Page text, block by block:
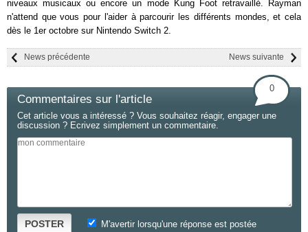
niveaux musicaux ou encore un mode Kung Foot retravaillé. Rayman
n'attend que vous pour l'aider à parcourir les différents mondes, et cela
dès le 1er octobre sur Nintendo Switch 2.
News suivante
News précédente
Commentaires sur l'article
0
Cet article vous a intéressé ? Vous souhaitez réagir, engager une
discussion ? Ecrivez simplement un commentaire.
POSTER M'avertir lorsqu'une réponse est postée